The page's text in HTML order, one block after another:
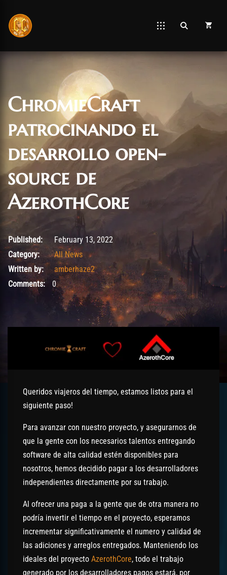
ChromieCraft
patrocinando el
desarrollo open-
source de
AzerothCore
February 13, 2022
Published:
February 13, 2022
Category:
All News
Written by:
amberhaze2
Comments:
0
Queridos viajeros del tiempo, estamos listos para el
siguiente paso!
Para avanzar con nuestro proyecto, y asegurarnos de
que la gente con los necesarios talentos entregando
software de alta calidad estén disponibles para
nosotros, hemos decidido pagar a los desarrolladores
independientes directamente por su trabajo.
Al ofrecer una paga a la gente que de otra manera no
podría invertir el tiempo en el proyecto, esperamos
incrementar significativamente el numero y calidad de
las adiciones y arreglos entregados. Manteniendo los
ideales del proyecto AzerothCore, todo el trabajo
generado por los desarrolladores pagos estará, por